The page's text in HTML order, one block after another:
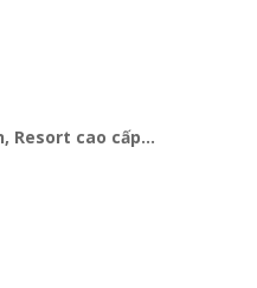
, Resort cao cấp…